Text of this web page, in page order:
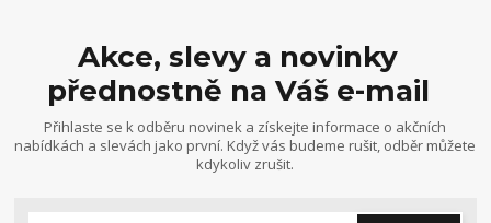
Akce, slevy a novinky
přednostně na Váš e-mail
Přihlaste se k odběru novinek a získejte informace o akčních
nabídkách a slevách jako první. Když vás budeme rušit, odběr můžete
kdykoliv zrušit.